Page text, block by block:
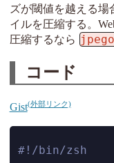
ズが閾値を越える場
イルを圧縮する。
圧縮するなら
コード
Gist
#!/bin/zsh